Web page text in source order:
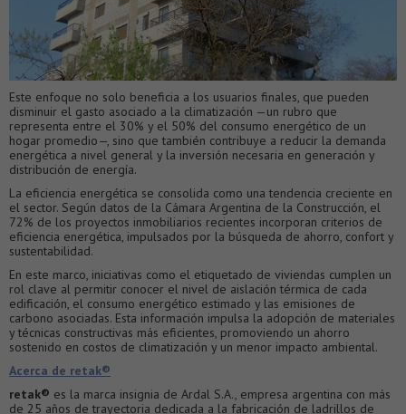
Este enfoque no solo beneficia a los usuarios finales, que pueden
disminuir el gasto asociado a la climatización —un rubro que
representa entre el 30% y el 50% del consumo energético de un
hogar promedio—, sino que también contribuye a reducir la demanda
energética a nivel general y la inversión necesaria en generación y
distribución de energía.
La eficiencia energética se consolida como una tendencia creciente en
el sector. Según datos de la Cámara Argentina de la Construcción, el
72% de los proyectos inmobiliarios recientes incorporan criterios de
eficiencia energética, impulsados por la búsqueda de ahorro, confort y
sustentabilidad.
En este marco, iniciativas como el etiquetado de viviendas cumplen un
rol clave al permitir conocer el nivel de aislación térmica de cada
edificación, el consumo energético estimado y las emisiones de
carbono asociadas. Esta información impulsa la adopción de materiales
y técnicas constructivas más eficientes, promoviendo un ahorro
sostenido en costos de climatización y un menor impacto ambiental.
Acerca de retak®
retak® es la marca insignia de Ardal S.A., empresa argentina con más
de 25 años de trayectoria dedicada a la fabricación de ladrillos de